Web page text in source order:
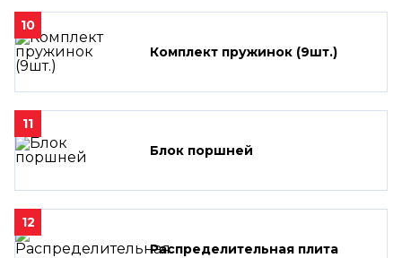
10
Комплект пружинок (9шт.)
11
Блок поршней
12
Распределительная плита